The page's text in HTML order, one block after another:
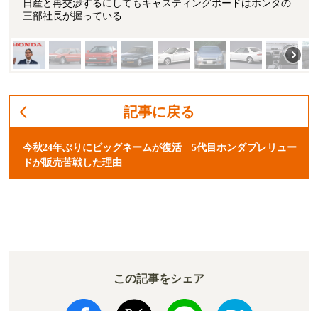
三部社長が握っている
記事に戻る
今秋24年ぶりにビッグネームが復活 5代目ホンダプレリュー
ドが販売苦戦した理由
この記事をシェア